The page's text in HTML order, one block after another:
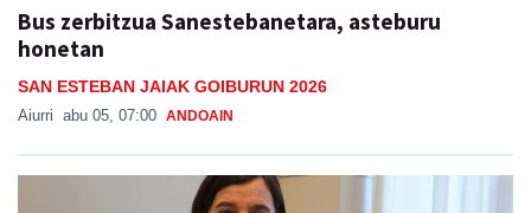
Bus zerbitzua Sanestebanetara, asteburu
honetan
SAN ESTEBAN JAIAK GOIBURUN 2026
Aiurri abu 05, 07:00 ANDOAIN